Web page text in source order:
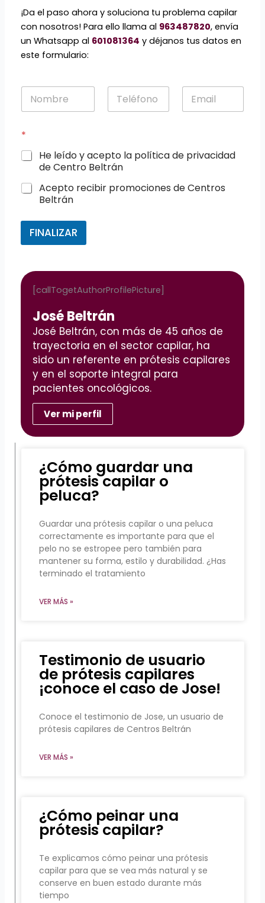
¡Da el paso ahora y soluciona tu problema capilar
con nosotros! Para ello llama al 963487820, envía
un Whatsapp al 601081364 y déjanos tus datos en
este formulario:
N
m
r
e
*
T
l
n
o
E
a
*
He leído y acepto la política de privacidad
de Centro Beltrán
Acepto recibir promociones de Centros
Beltrán
FINALIZAR
[callTogetAuthorProfilePicture]
José Beltrán
José Beltrán, con más de 45 años de
trayectoria en el sector capilar, ha
sido un referente en prótesis capilares
y en el soporte integral para
pacientes oncológicos.
Ver mi perfil
¿Cómo guardar una
prótesis capilar o
peluca?
Guardar una prótesis capilar o una peluca
correctamente es importante para que el
pelo no se estropee pero también para
mantener su forma, estilo y durabilidad. ¿Has
terminado el tratamiento
VER MÁS »
Testimonio de usuario
de prótesis capilares
¡conoce el caso de Jose!
Conoce el testimonio de Jose, un usuario de
prótesis capilares de Centros Beltrán
VER MÁS »
¿Cómo peinar una
prótesis capilar?
Te explicamos cómo peinar una prótesis
capilar para que se vea más natural y se
conserve en buen estado durante más
tiempo